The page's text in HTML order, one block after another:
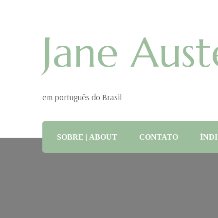
Jane
em português do Brasil
SOBRE | ABOUT CONTATO